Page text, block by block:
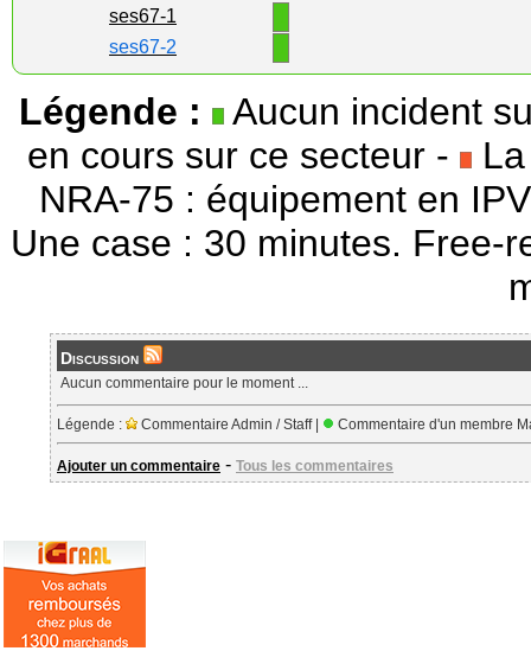
ses67-1
ses67-2
Légende :
Aucun incident
en cours sur ce secteur - La
NRA-75 : équipement en
Une case : 30 minutes. Free-
Discussion
Aucun commentaire pour le moment ...
Légende : Commentaire Admin / Staff | Commentaire d'un membre
Ajouter un commentaire - Tous les commentaires